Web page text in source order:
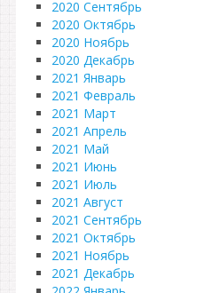
2020 Сентябрь
2020 Октябрь
2020 Ноябрь
2020 Декабрь
2021 Январь
2021 Февраль
2021 Март
2021 Апрель
2021 Май
2021 Июнь
2021 Июль
2021 Август
2021 Сентябрь
2021 Октябрь
2021 Ноябрь
2021 Декабрь